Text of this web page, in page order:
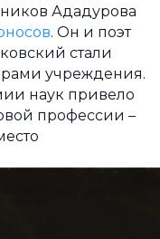
Ададурова
. Он и поэт
стали
учреждения.
наук привело
профессии –